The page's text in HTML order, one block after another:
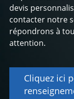
devis
contacter notre
répondrons à
attention.
Cliquez ici